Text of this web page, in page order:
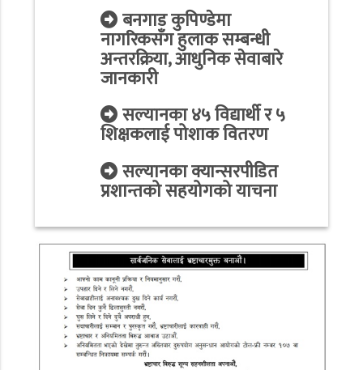
बनगाड कुपिण्डेमा
नागरिकसँग हुलाक सम्बन्धी
अन्तरक्रिया, आधुनिक सेवाबारे
जानकारी
सल्यानका ४५ विद्यार्थी र ५
शिक्षकलाई पोशाक वितरण
सल्यानका क्यान्सरपीडित
प्रशान्तको सहयोगको याचना